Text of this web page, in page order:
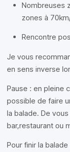
Nombreuses
zones à
Rencontre
Je vous
en sens inverse
Pause : en pleine
possible de faire
la balade. De
bar,restaurant ou
Pour finir la